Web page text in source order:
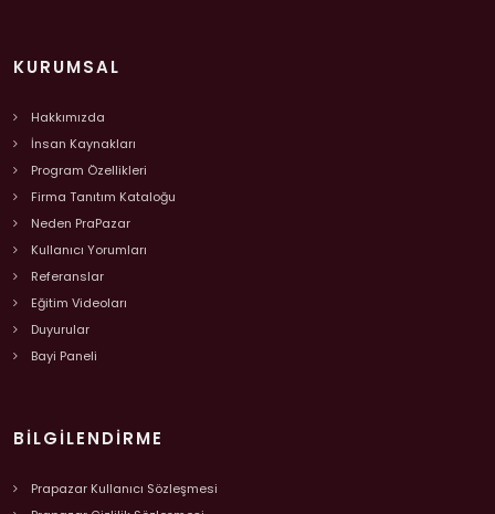
KURUMSAL
Hakkımızda
İnsan Kaynakları
Program Özellikleri
Firma Tanıtım Kataloğu
Neden PraPazar
Kullanıcı Yorumları
Referanslar
Eğitim Videoları
Duyurular
Bayi Paneli
BILGILENDIRME
Prapazar Kullanıcı Sözleşmesi